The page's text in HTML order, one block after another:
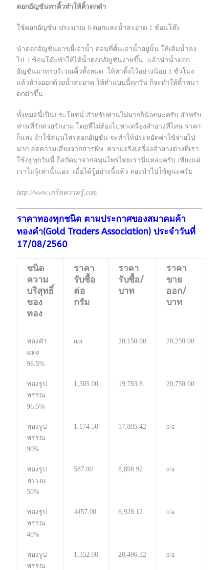
ดอกอัญชันทาคิ้วทำให้คิ้วดกดำ
ใช้ดอกอัญชัน ประมาณ 6 ดอกและน้ำสะอาด 1 ช้อนโต๊ะ
นำดอกอัญชันมาขยี้เอาน้ำ ตอนที่คั้นเอาน้ำอยู่นั้น ให้เติมน้ำลง
ไป 1 ช้อนโต๊ะทำให้ได้น้ำดอกอัญชันง่ายขึ้น แล้วนำน้ำดอก
อัญชันมาทาบริเวณคิ้วทั้งหมด ให้ทาทิ้งไว้อย่างน้อย 3 ชั่วโมง
แล้วล้างออกด้วยน้ำสะอาด ให้ทำแบบนี้ทุกวัน ก็จะทำให้คิ้วหนา
ดกดำขึ้น
ทั้งหมดนี้เป็นประโยชน์ สำหรับท่านไม่มากก็น้อยนะครับ สำหรับ
ท่านที่รักสวยรักงาม โดยที่ไม่ต้องไปหาเครื่องสำอางที่ไหน ราคา
ก็แพง ถ้าใช้สมุนไพรดอกอัญชัน จะทำให้ประหยัดค่าใช้จ่ายไป
มาก ลดความเสี่ยงจากสารพิษ ความจริงเครื่องสำอางต่างที่เรา
ใช้อยู่ทุกวันนี้ ก็สกัดมาจากสมุนไพรไทยเรานี่แหละครับ เพียงแต่
เราไม่รู้เท่านั้นเอง เมื่อได้รู้อย่างนี้แล้ว ลองนำไปใช้ดูนะครับ
http://www.เกร็ดความรู้.com
ราคาทองทุกชนิด ตามประกาศของสมาคมค้า
ทองคำ(Gold Traders Association) ประจำวันที่
17/08/2560
ชนิด
ความ
บริสุทธิ์
ของ
ทอง
ราคา
รับซื้อ
ต่อ
กรัม
ราคา
รับซื้อ/
บาท
ราคา
ขาย
ออก/
บาท
ทองคำ
แท่ง
96.5%
n/a 20,150.00 20,250.00
ทองรูป
พรรณ
96.5%
1,305.00 19,783.8 20,750.00
ทองรูป
พรรณ
90%
1,174.50 17,805.42 n/a
ทองรูป
พรรณ
50%
587.00 8,898.92 n/a
ทองรูป
พรรณ
40%
4457.00 6,928.12 n/a
ทองรูป
พรรณ
1,352.00 20,496.32 n/a